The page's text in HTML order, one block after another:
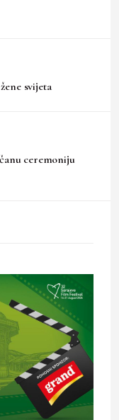
svijeta
ceremoniju